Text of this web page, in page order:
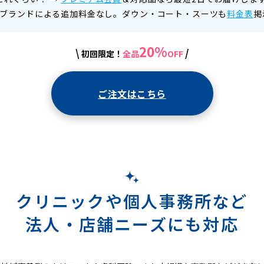
ブランドによる追加料金なし。ダウン・コート・スーツも料金表掲
\ 初回限定！ 全品20%OFF /
ご注文はこちら
クリニックや個人事務所など
法人・店舗ニーズにも対応